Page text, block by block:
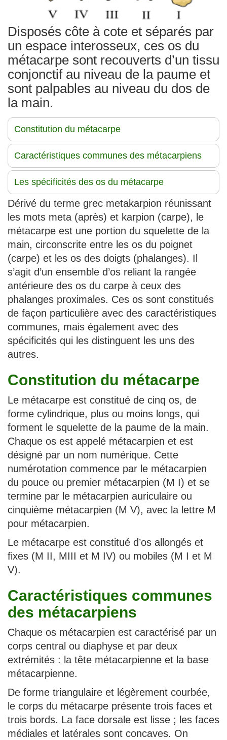
Disposés côte à cote et séparés par
un espace interosseux, ces os du
métacarpe sont recouverts d’un tissu
conjonctif au niveau de la paume et
sont palpables au niveau du dos de
la main.
Constitution du métacarpe
Caractéristiques communes des métacarpiens
Les spécificités des os du métacarpe
Dérivé du terme grec metakarpion réunissant
les mots meta (après) et karpion (carpe), le
métacarpe est une portion du squelette de la
main, circonscrite entre les os du poignet
(carpe) et les os des doigts (phalanges). Il
s’agit d’un ensemble d’os reliant la rangée
antérieure des os du carpe à ceux des
phalanges proximales. Ces os sont constitués
de façon particulière avec des caractéristiques
communes, mais également avec des
spécificités qui les distinguent les uns des
autres.
Constitution du métacarpe
Le métacarpe est constitué de cinq os, de
forme cylindrique, plus ou moins longs, qui
forment le squelette de la paume de la main.
Chaque os est appelé métacarpien et est
désigné par un nom numérique. Cette
numérotation commence par le métacarpien
du pouce ou premier métacarpien (M I) et se
termine par le métacarpien auriculaire ou
cinquième métacarpien (M V), avec la lettre M
pour métacarpien.
Le métacarpe est constitué d’os allongés et
fixes (M II, MIII et M IV) ou mobiles (M I et M
V).
Caractéristiques communes
des métacarpiens
Chaque os métacarpien est caractérisé par un
corps central ou diaphyse et par deux
extrémités : la tête métacarpienne et la base
métacarpienne.
De forme triangulaire et légèrement courbée,
le corps du métacarpe présente trois faces et
trois bords. La face dorsale est lisse ; les faces
médiales et latérales sont concaves. On